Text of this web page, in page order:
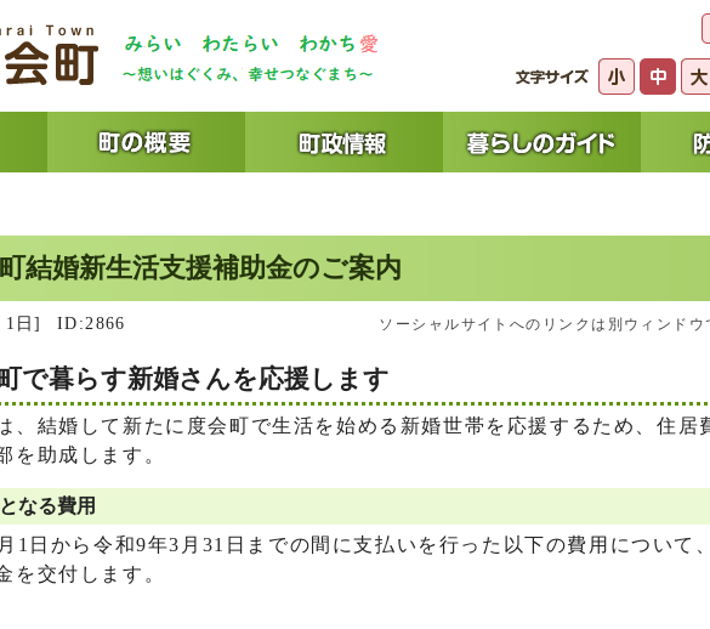
結婚新生活支援補助金のご案内
1日] ID:2866 ソーシャルサイトへのリンクは別ウィンドウ
で暮らす新婚さんを応援します
、結婚して新たに度会町で生活を始める新婚世帯を応援するため、住居
を助成します。
なる費用
1日から令和9年3月31日までの間に支払いを行った以下の費用について
を交付します。